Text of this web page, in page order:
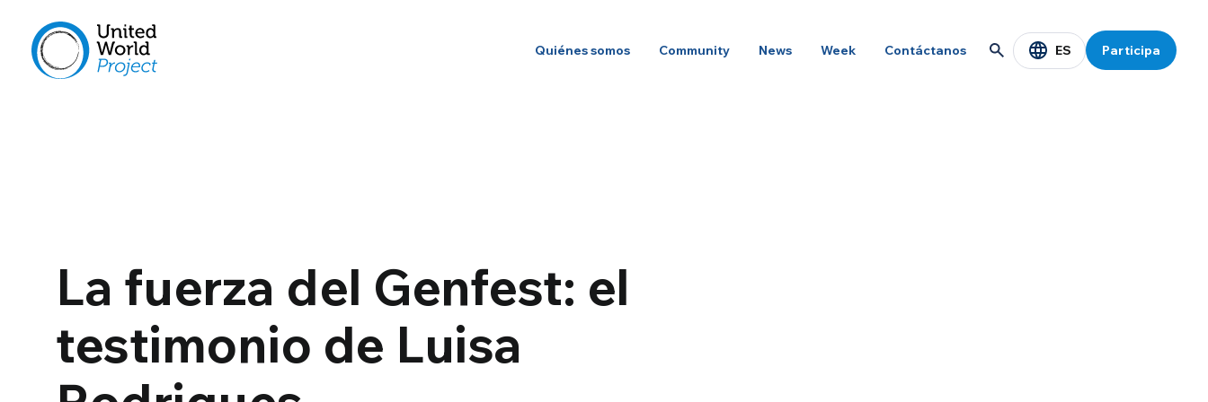
Quiénes somos Community News Week Contáctanos ES Participa
La fuerza del Genfest: el
testimonio de Luisa